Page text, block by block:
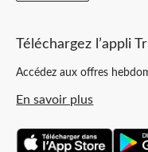
Téléchargez l’appli
Accédez aux offres
En savoir plus